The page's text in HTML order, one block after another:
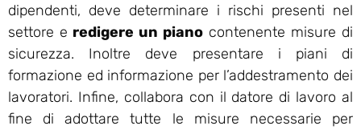
dipendenti, deve determinare i rischi presenti nel
settore e redigere un piano contenente misure di
sicurezza. Inoltre deve presentare i piani di
formazione ed informazione per l’addestramento dei
lavoratori. Infine, collabora con il datore di lavoro al
fine di adottare tutte le misure necessarie per